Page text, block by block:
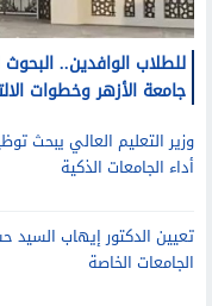
للطلاب الوافدين..
جامعة الأزهر وخطوات
وزير التعليم العالي يبحث
أداء الجامعات الذكية
تعيين الدكتور إيهاب السيد
الجامعات الخاصة